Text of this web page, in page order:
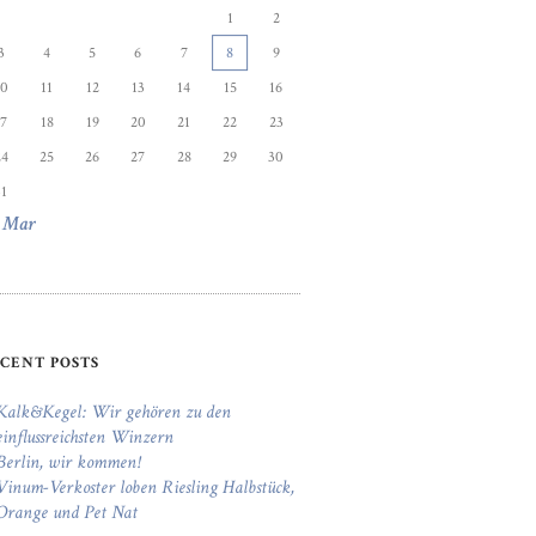
1
2
4 5 6 7 8
9
11 12 13 14 15
16
18 19 20 21 22
23
25 26 27 28 29
30
Mar
POSTS
Wir gehören zu den
Winzern
wir kommen!
Verkoster loben Riesling Halbstück,
und Pet Nat